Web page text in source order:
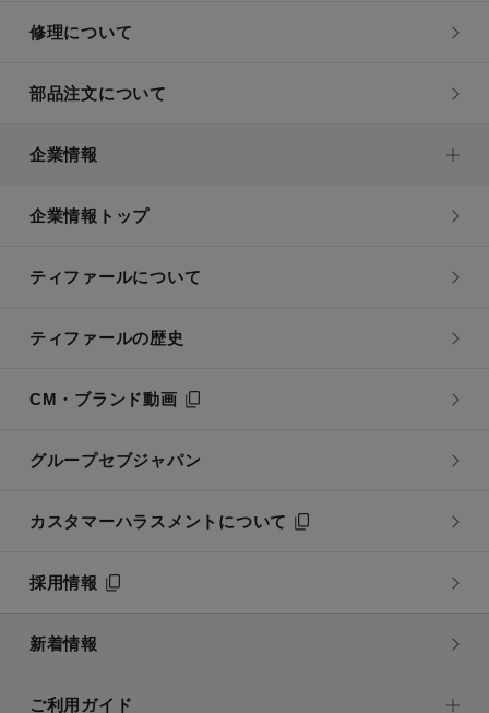
修理について
部品注文について
企業情報
企業情報トップ
ティファールについて
ティファールの歴史
CM・ブランド動画
グループセブジャパン
カスタマーハラスメントについて
採用情報
新着情報
ご利用ガイド